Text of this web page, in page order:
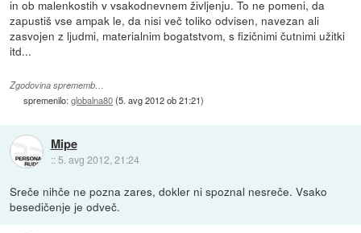
in ob malenkostih v vsakodnevnem življenju. To ne pomeni, da
zapustiš vse ampak le, da nisi več toliko odvisen, navezan ali
zasvojen z ljudmi, materialnim bogatstvom, s fizičnimi čutnimi užitki
itd...
Zgodovina sprememb…
spremenilo:globalna80(5. avg 2012 ob 21:21)
Mipe
:: 5. avg 2012, 21:24
Sreče nihče ne pozna zares, dokler ni spoznal nesreče. Vsako
besedičenje je odveč.